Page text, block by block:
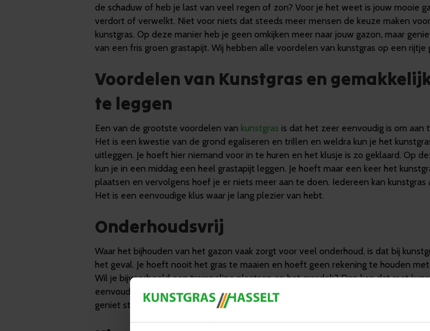
de schaduw of heb je last van veel regen of zon? Voor je het weet is jouw mooie
verdort of verwelkt. Niet voor niets dat steeds meer mensen de keuze maken voor
kunstgras. Op deze manier heb je geen omkijken meer naar jouw gazon, maar
van een fris groen grastapijt. Wij hebben alle voordelen van kunstgras op een rijtje
Voordelen van Kunstgras en
te leggen
Een van de grootste voordelen van kunstgras is dat het zeer eenvoudig is om aan
Het is een kwestie van de grond egaliseren en trillen en weldra kun je het
uitleggen. Je hoeft hier niemand voor in te huren en het klusje is zo geklaard. Op
kun je in een middag een heel grastapijt leggen. Je hoeft maar een keer het
plaatsen en vervolgens hoef je er niets meer aan te doen. Iedereen kan kunstgras
Het is een eenvoudige klus waar je lang plezier van hebt.
Onderhoudsvrij
Waar het bijhouden van het gazon vaak zorgt voor veel onderhoud, is dat bij
het geval. Je hoeft nooit het gras te maaien en hoeft geen rekening te houden
Wil je bijvoorbeeld een trampoline plaatsen op het grasdek? Dan kan dat met
eenvoudig zonder last te krijgen van gele plekken. Kunstgras is compleet
geniet standaard van een prachtig gazon, 365 dagen per jaar.